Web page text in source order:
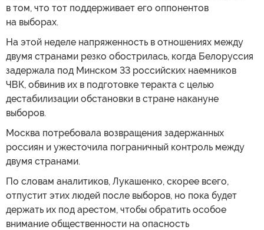
в том, что тот поддерживает его оппонентов
на выборах.
На этой неделе напряженность в отношениях между
двумя странами резко обострилась, когда Белоруссия
задержала под Минском 33 российских наемников
ЧВК, обвинив их в подготовке теракта с целью
дестабилизации обстановки в стране накануне
выборов.
Москва потребовала возвращения задержанных
россиян и ужесточила пограничный контроль между
двумя странами.
По словам аналитиков, Лукашенко, скорее всего,
отпустит этих людей после выборов, но пока будет
держать их под арестом, чтобы обратить особое
внимание общественности на опасность